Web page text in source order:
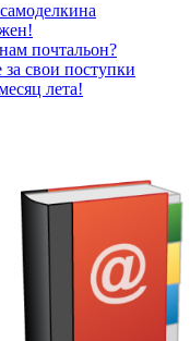
почтальон?
свои поступки
лета!